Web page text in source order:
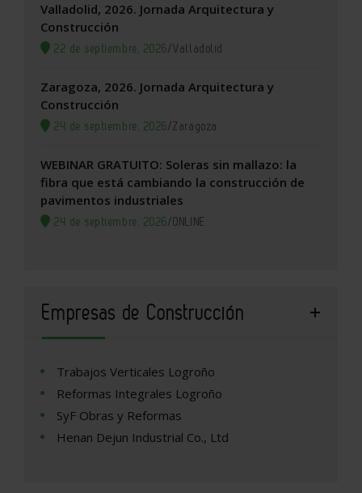
Valladolid, 2026. Jornada Arquitectura y
Construcción
22 de septiembre, 2026/Valladolid
Zaragoza, 2026. Jornada Arquitectura y
Construcción
24 de septiembre, 2026/Zaragoza
WEBINAR GRATUITO: Soleras sin mallazo: la
fibra que está cambiando la construcción de
pavimentos industriales
24 de septiembre, 2026/ONLINE
Empresas de Construcción
Trabajos Verticales Logroño
Reformas Integrales Logroño
SyF Obras y Reformas
Henan Dejun Industrial Co., Ltd